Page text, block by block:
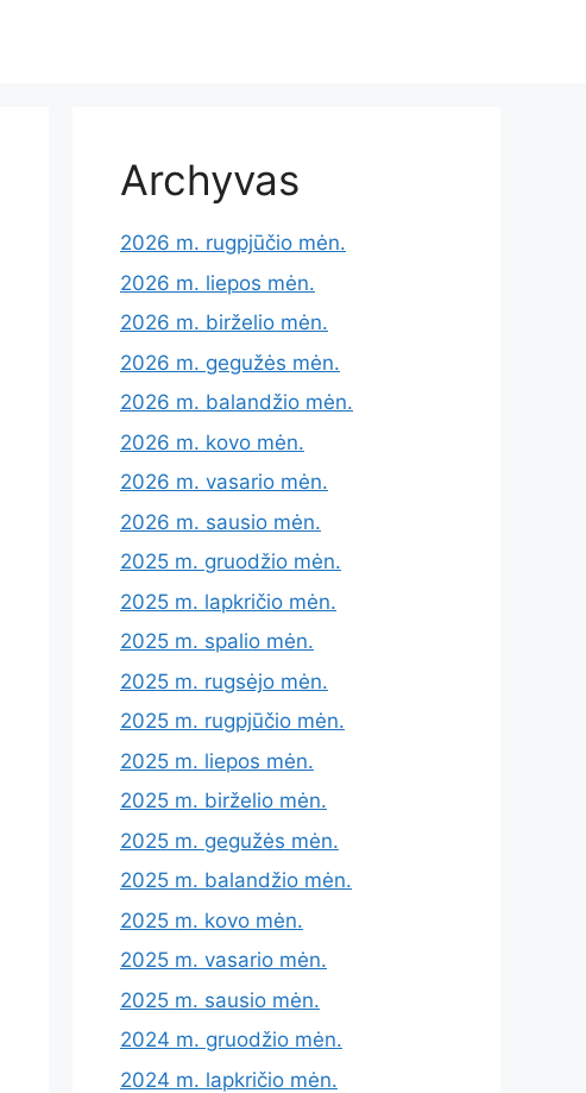
Archyvas
2026 m. rugpjūčio mėn.
2026 m. liepos mėn.
2026 m. birželio mėn.
2026 m. gegužės mėn.
2026 m. balandžio mėn.
2026 m. kovo mėn.
2026 m. vasario mėn.
2026 m. sausio mėn.
2025 m. gruodžio mėn.
2025 m. lapkričio mėn.
2025 m. spalio mėn.
2025 m. rugsėjo mėn.
2025 m. rugpjūčio mėn.
2025 m. liepos mėn.
2025 m. birželio mėn.
2025 m. gegužės mėn.
2025 m. balandžio mėn.
2025 m. kovo mėn.
2025 m. vasario mėn.
2025 m. sausio mėn.
2024 m. gruodžio mėn.
2024 m. lapkričio mėn.